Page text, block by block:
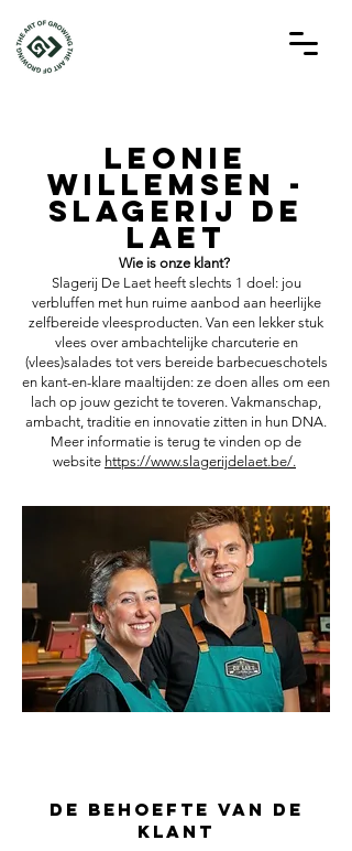
leonie
willemsen -
slagerij de
laet
Wie is onze klant?
Slagerij De Laet heeft slechts 1 doel: jou
verbluffen met hun ruime aanbod aan heerlijke
zelfbereide vleesproducten. Van een lekker stuk
vlees over ambachtelijke charcuterie en
(vlees)salades tot vers bereide barbecueschotels
en kant-en-klare maaltijden: ze doen alles om een
lach op jouw gezicht te toveren. Vakmanschap,
ambacht, traditie en innovatie zitten in hun DNA.
Meer informatie is terug te vinden op de
website https://www.slagerijdelaet.be/.
de behoefte van de
klant